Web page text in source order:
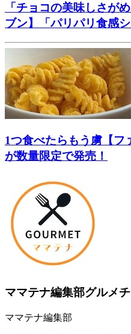
「チョコの美味しさが
ブン】「パリパリ食感
1つ食べたらもう虜【フ
が数量限定で発売！
ママテナ編集部グルメ
ママテナ編集部